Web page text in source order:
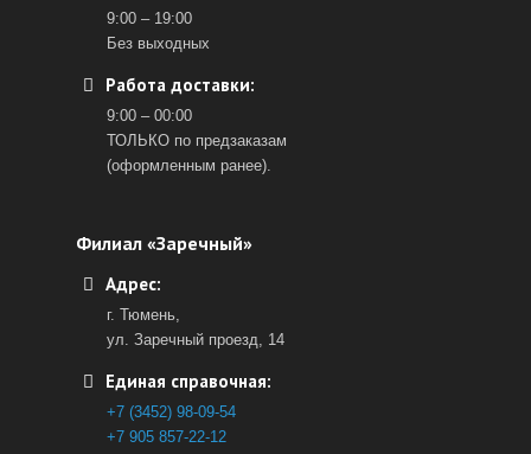
9:00 – 19:00
Без выходных
Работа доставки:
9:00 – 00:00
ТОЛЬКО по предзаказам
(оформленным ранее).
Филиал «Заречный»
Адрес:
г. Тюмень,
ул. Заречный проезд, 14
Единая справочная:
+7 (3452) 98-09-54
+7 905 857-22-12